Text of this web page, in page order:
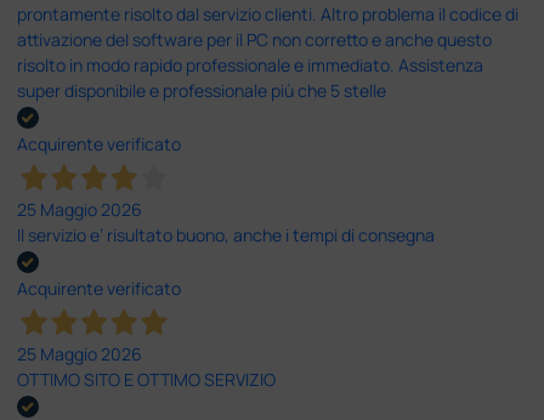
prontamente risolto dal servizio clienti. Altro problema il codice di
attivazione del software per il PC non corretto e anche questo
risolto in modo rapido professionale e immediato. Assistenza
super disponibile e professionale più che 5 stelle
Acquirente verificato
25 Maggio 2026
Il servizio e’ risultato buono, anche i tempi di consegna
Acquirente verificato
25 Maggio 2026
OTTIMO SITO E OTTIMO SERVIZIO